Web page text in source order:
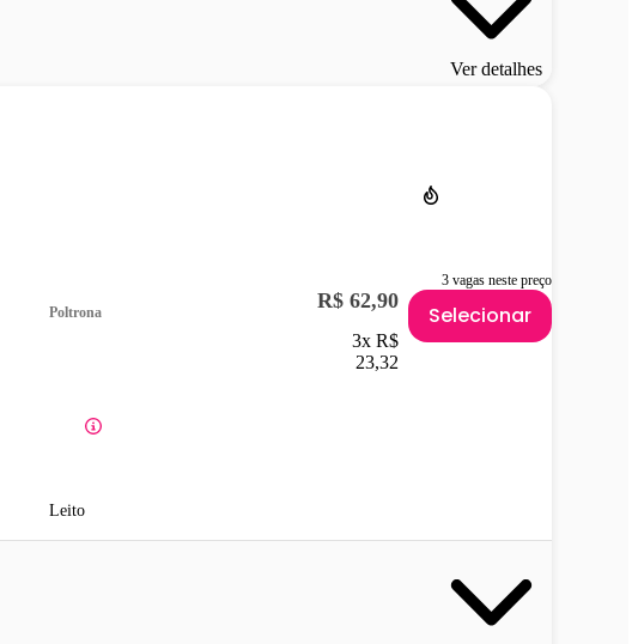
Ver detalhes
3 vagas neste preço
Poltrona
Leito
R$ 62,90
3x R$
23,32
Selecionar